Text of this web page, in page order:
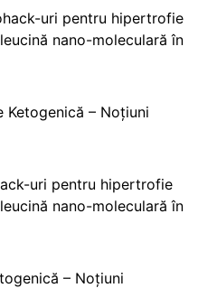
uri pentru hipertrofie
nano-moleculară în
Ketogenică – Noțiuni
uri pentru hipertrofie
nano-moleculară în
– Noțiuni